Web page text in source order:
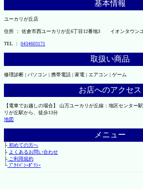
基本情報
ユーカリが丘店
住所 ： 佐倉市西ユーカリが丘6丁目12番地3 イオンタウン
TEL ： 0434603171
取扱い商品
修理診断 | パソコン | 携帯電話 | 家電 | エアコン | ゲーム
お店へのアクセス
【電車でお越しの場合】 山万ユーカリが丘線：地区センター
リが丘駅から、徒歩13分
地図
メニュー
├初めての方へ
├ よくあるお問い合わせ
├ご利用規約
└ﾌﾟﾗｲﾊﾞｼｰﾎﾟﾘｼｰ